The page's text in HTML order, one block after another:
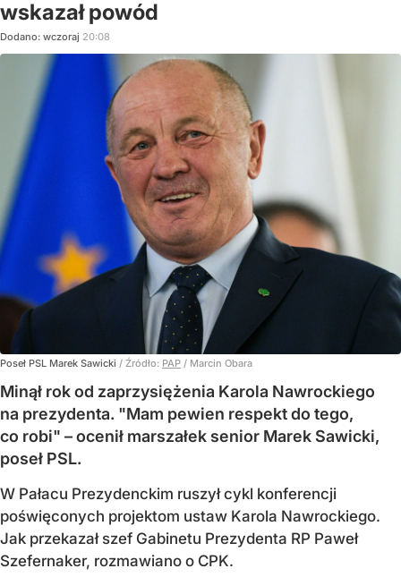
wskazał powód
Dodano: wczoraj 20:08
Poseł PSL Marek Sawicki / Źródło: PAP / Marcin Obara
Minął rok od zaprzysiężenia Karola Nawrockiego
na prezydenta. "Mam pewien respekt do tego,
co robi" – ocenił marszałek senior Marek Sawicki,
poseł PSL.
W Pałacu Prezydenckim ruszył cykl konferencji
poświęconych projektom ustaw Karola Nawrockiego.
Jak przekazał szef Gabinetu Prezydenta RP Paweł
Szefernaker, rozmawiano o CPK.